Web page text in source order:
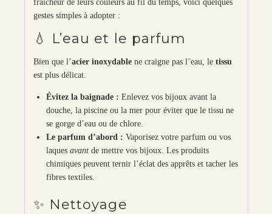
fraîcheur de leurs couleurs au fil du temps, voici quelques
gestes simples à adopter :
💧 L’eau et le parfum
Bien que l’acier inoxydablene craigne pas l’eau, le tissu
est plus délicat.
Évitez la baignade : Enlevez vos bijoux avant la
douche, la piscine ou la mer pour éviter que le tissu ne
se gorge d’eau ou de chlore.
Le parfum d’abord : Vaporisez votre parfum ou vos
laques avantde mettre vos bijoux. Les produits
chimiques peuvent ternir l’éclat des apprêts et tacher les
fibres textiles.
✨ Nettoyage